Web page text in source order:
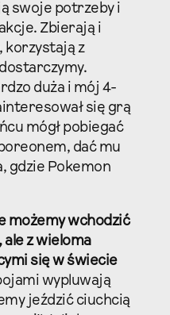
swoje potrzeby i
Zbierają i
korzystają z
duża i mój 4-
się grą
mógł pobiegać
dać mu
gdzie Pokemon
możemy wchodzić
z wieloma
się w świecie
wypluwają
jeździć ciuchcią